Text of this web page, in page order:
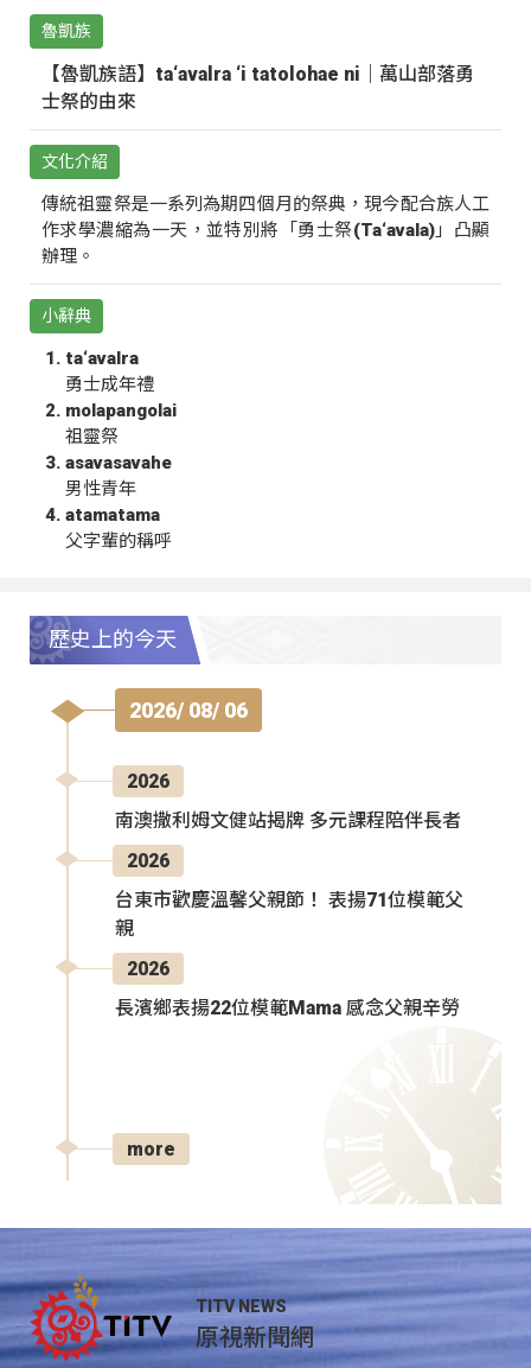
魯凱族
【魯凱族語】ta‘avalra ‘i tatolohae ni｜萬山部落勇
士祭的由來
文化介紹
傳統祖靈祭是一系列為期四個月的祭典，現今配合族人工
作求學濃縮為一天，並特別將「勇士祭(Ta‘avala)」凸顯
辦理。
小辭典
ta‘avalra
勇士成年禮
molapangolai
祖靈祭
asavasavahe
男性青年
atamatama
父字輩的稱呼
歷史上的今天
2026/ 08/ 06
2026
南澳撒利姆文健站揭牌 多元課程陪伴長者
2026
台東市歡慶溫馨父親節！ 表揚71位模範父
親
2026
長濱鄉表揚22位模範Mama 感念父親辛勞
more
TITV NEWS
原視新聞網